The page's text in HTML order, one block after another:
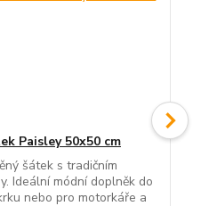
Paisley 50x50 cm
šátek s tradičním
Ideální módní doplněk do
nebo pro motorkáře a